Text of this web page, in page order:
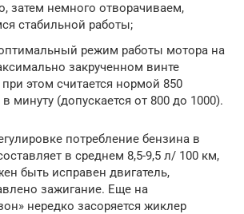
затем немного отворачиваем,
стабильной работы;
режим работы мотора на
закрученном винте
при этом считается нормой 850
минуту (допускается от 800 до 1000).
потребление бензина в
в среднем 8,5-9,5 л/ 100 км,
быть исправен двигатель,
зажигание. Еще на
нередко засоряется жиклер